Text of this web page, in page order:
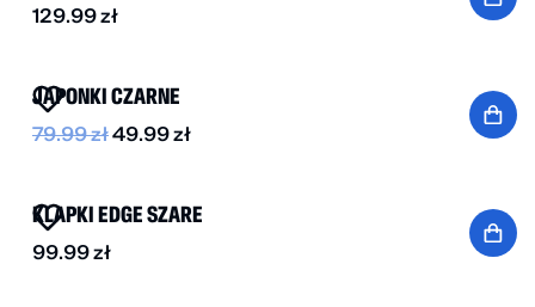
129.99zł
JAPONKI CZARNE
79.99zł49.99zł
KLAPKI EDGE SZARE
99.99zł